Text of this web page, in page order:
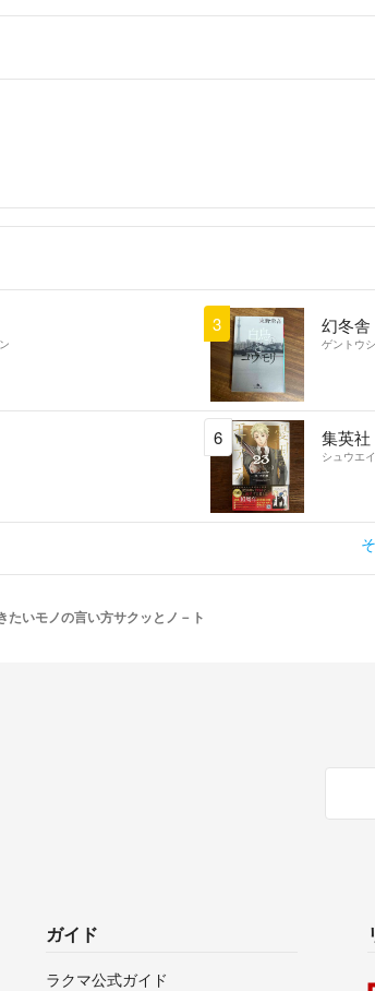
3 幻冬舎
ゲントウ
6 集英社
シュウエ
たいモノの言い方サクッとノ－ト
ガイド
ラクマ公式ガイド